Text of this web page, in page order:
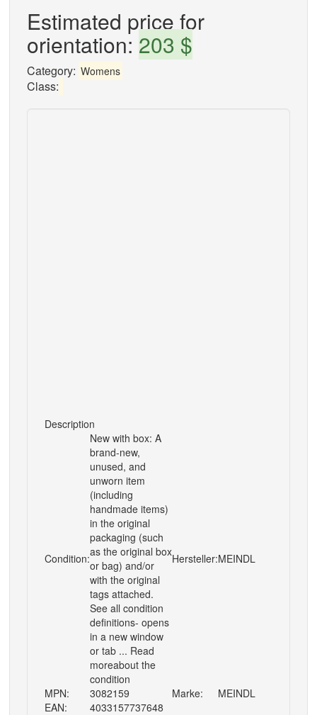
Estimated price for
orientation: 203 $
Category: Womens
Class:
Description
Condition:
New with box: A
brand-new,
unused, and
unworn item
(including
handmade items)
in the original
packaging (such
as the original box
or bag) and/or
with the original
tags attached.
See all condition
definitions- opens
in a new window
or tab ... Read
moreabout the
condition
Hersteller:MEINDL
MPN: 3082159 Marke:
MEINDL
EAN:
4033157737648